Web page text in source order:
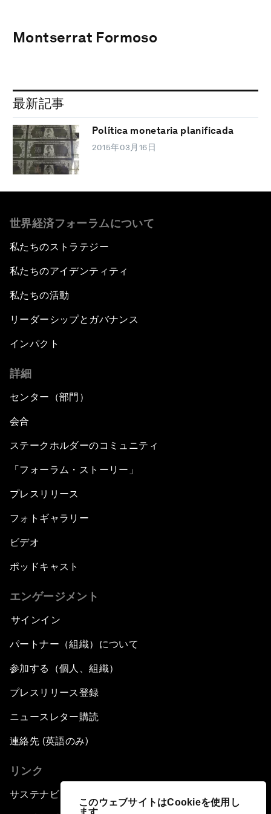
このウェブサイトはCookieを使用し
ます
Montserrat Formoso
最新記事
Política monetaria planificada
2015年03月16日
世界経済フォーラムについて
私たちのストラテジー
私たちのアイデンティティ
私たちの活動
リーダーシップとガバナンス
インパクト
詳細
センター（部門）
会合
ステークホルダーのコミュニティ
「フォーラム・ストーリー」
プレスリリース
フォトギャラリー
ビデオ
ポッドキャスト
エンゲージメント
サインイン
パートナー（組織）について
参加する（個人、組織）
プレスリリース登録
ニュースレター購読
連絡先 (英語のみ)
リンク
サステナビリティへの取り組み